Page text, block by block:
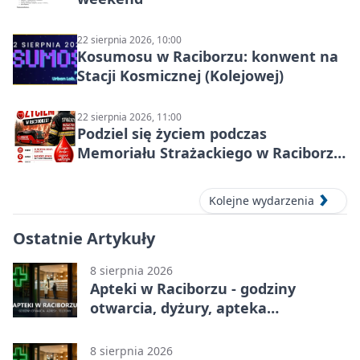
22 sierpnia 2026, 10:00
Kosumosu w Raciborzu: konwent na
Stacji Kosmicznej (Kolejowej)
22 sierpnia 2026, 11:00
Podziel się życiem podczas
Memoriału Strażackiego w Raciborzu
Kolejne wydarzenia
Ostatnie Artykuły
8 sierpnia 2026
Apteki w Raciborzu - godziny
otwarcia, dyżury, apteka
8 sierpnia 2026